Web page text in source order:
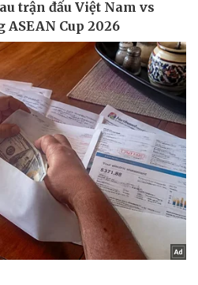
Quân sự - Quốc phòng
Vũ khí
Việt Nam